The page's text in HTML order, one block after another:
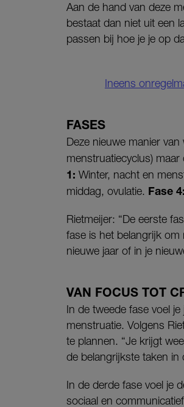
Aan de hand van deze
bestaat dan niet uit een
passen bij hoe je je op
Ineens
FASES
Deze nieuwe manier
menstruatiecyclus)
1: Winter, nacht en
middag, ovulatie. Fase 4:
Rietmeijer: “De eerste
fase is het belangrijk
nieuwe jaar of in je
VAN FOCUS TOT
In de tweede fase voel
menstruatie. Volgens
te plannen. “Je krijgt
de belangrijkste taken
In de derde fase voel je
sociaal en